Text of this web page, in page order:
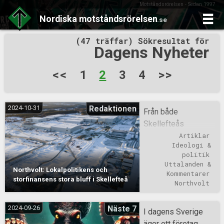
Motståndsrörelsen - Sedan 1997
Nordiska motståndsrörelsen.se
to
content
(47 träffar) Sökresultat för
Dagens Nyheter
Sidnumrering
inlägg
<< 1 2 3 4 >>
Northvolt: Lokalpolitikens och
storfinansens stora bluff i Skellefteå
2024-10-31 Redaktionen
Från både
Skellefteås
lokalpolitiker och
lokaltidningen
Norran har Northvolt
sålts in hårt som en
”framtidssatsning”
”långsiktiga
ekonomiska
Artiklar
Ideologi &
politik
Uttalanden &
Kommentarer
Northvolt
2024-09-26 Näste 7
I dagens Sverige